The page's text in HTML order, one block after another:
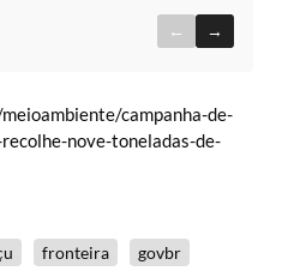
← →
campanha-de-
nove-toneladas-de-
fronteira govbr